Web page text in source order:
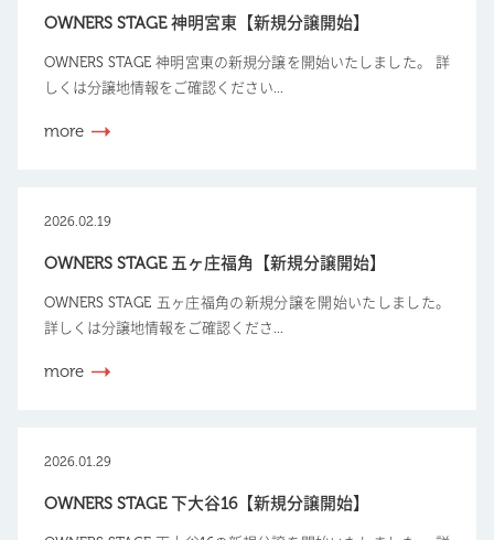
OWNERS STAGE 神明宮東【新規分譲開始】
OWNERS STAGE 神明宮東の新規分譲を開始いたしました。 詳
しくは分譲地情報をご確認ください...
more
2026.02.19
OWNERS STAGE 五ヶ庄福角【新規分譲開始】
OWNERS STAGE 五ヶ庄福角の新規分譲を開始いたしました。
詳しくは分譲地情報をご確認くださ...
more
2026.01.29
OWNERS STAGE 下大谷16【新規分譲開始】